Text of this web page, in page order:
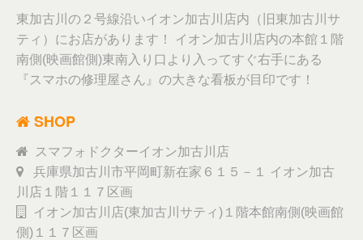
東加古川の２号線沿いイオン加古川店内（旧東加古川サ
ティ）にお店があります！ イオン加古川店内の本館１階
南側(映画館側)東南入り口より入ってすぐ右手にある
『スマホの修理屋さん』の大きな看板が目印です！
SHOP
スマフォドクターイオン加古川店
兵庫県加古川市平岡町新在家６１５－１ イオン加古
川店１階１１７区画
イオン加古川店(東加古川サティ)１階本館南側(映画館
側)１１７区画